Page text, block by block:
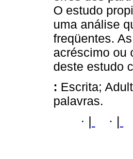
O estudo
uma análise
freqüentes.
acréscimo ou
deste estudo
: Escrita;
palavras.
· ·